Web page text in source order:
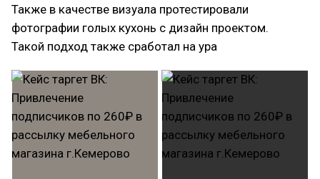
Также в качестве визуала протестировали
фотографии голых кухонь с дизайн проектом.
Такой подход также сработал на ура